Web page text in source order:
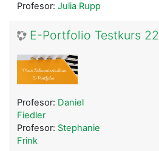
Profesor: Julia Rupp
E-Portfolio Testkurs
Profesor: Daniel
Fiedler
Profesor: Stephanie
Frink